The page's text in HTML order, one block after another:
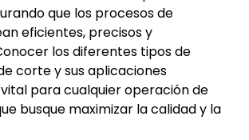
que los procesos de
eficientes, precisos y
los diferentes tipos de
corte y sus aplicaciones
para cualquier operación de
busque maximizar la calidad y la